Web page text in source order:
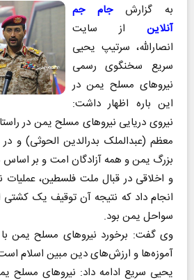
به گزارشجام جم
آنلاین از سایت
انصارالله، سرتیپ یحیی
سریع سخنگوی رسمی
نیروهای مسلح یمن در
این باره اظهار داشت:
نیروی دریایی نیروهای مسلح یمن در
معظم (عبدالملک بدرالدین الحوثی) و
بزرگ یمن و همه آزادگان امت و بر اساس
و اخلاقی در قبال ملت فلسطین، عملیات
انجام داد که نتیجه آن توقیف یک کشتی
سواحل یمن بود.
وی گفت: برخورد نیروهای مسلح یمن
آموزه‌ها و ارزش‌های دین مبین اسلام
یحیی سریع ادامه داد: نیروهای مسلح